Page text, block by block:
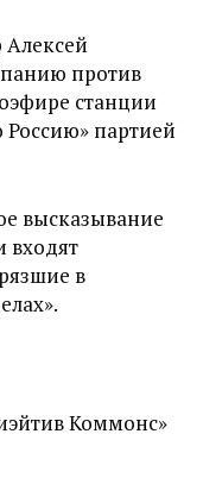
Алексей
против
станции
партией
высказывание
входят
в
Коммонс»